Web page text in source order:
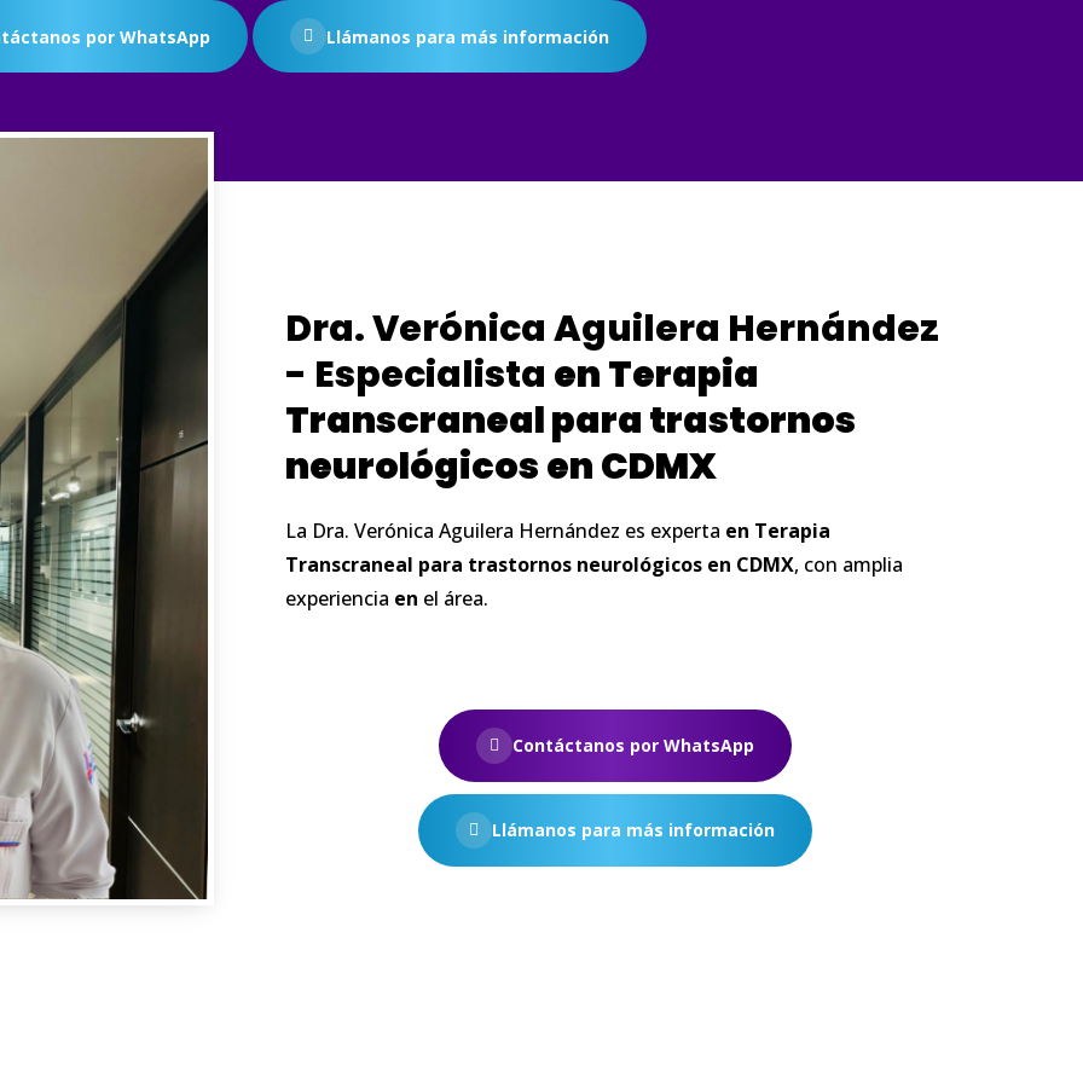
por WhatsApp Llámanos para más información
Dra. Verónica Aguilera Hernández
- Especialista enTerapia
Transcraneal para trastornos
neurológicosenCDMX
La Dra. Verónica Aguilera Hernández es experta en Terapia
Transcraneal para trastornos neurológicos en CDMX, con amplia
experiencia en el área.
Contáctanos por WhatsApp
Llámanos para más información